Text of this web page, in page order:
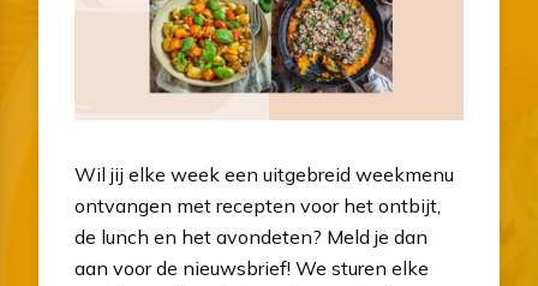
Wil jij elke week een uitgebreid weekmenu
ontvangen met recepten voor het ontbijt,
de lunch en het avondeten? Meld je dan
aan voor de nieuwsbrief! We sturen elke